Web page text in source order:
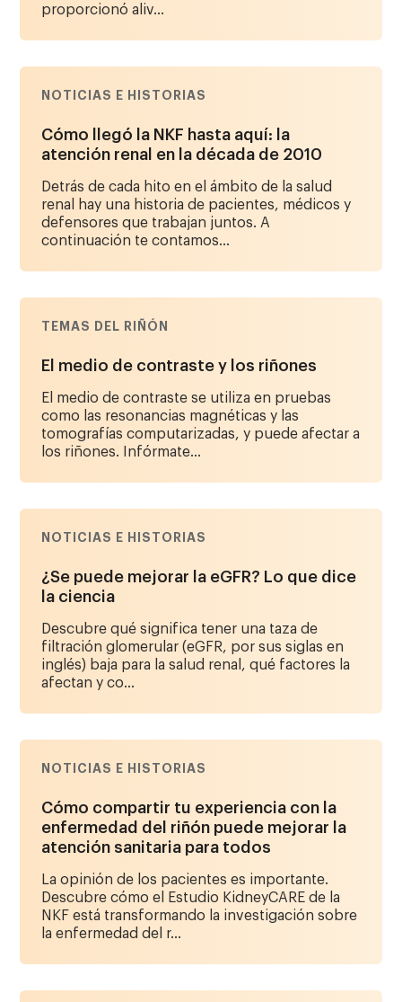
proporcionó aliv...
NOTICIAS E HISTORIAS
Cómo llegó la NKF hasta aquí: la
atención renal en la década de 2010
Detrás de cada hito en el ámbito de la salud
renal hay una historia de pacientes, médicos y
defensores que trabajan juntos. A
continuación te contamos...
TEMAS DEL RIÑÓN
El medio de contraste y los riñones
El medio de contraste se utiliza en pruebas
como las resonancias magnéticas y las
tomografías computarizadas, y puede afectar a
los riñones. Infórmate...
NOTICIAS E HISTORIAS
¿Se puede mejorar la eGFR? Lo que dice
la ciencia
Descubre qué significa tener una taza de
filtración glomerular (eGFR, por sus siglas en
inglés) baja para la salud renal, qué factores la
afectan y co...
NOTICIAS E HISTORIAS
Cómo compartir tu experiencia con la
enfermedad del riñón puede mejorar la
atención sanitaria para todos
La opinión de los pacientes es importante.
Descubre cómo el Estudio KidneyCARE de la
NKF está transformando la investigación sobre
la enfermedad del r...